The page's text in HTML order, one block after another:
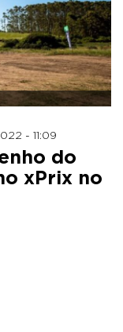
- 11:09
do
xPrix no